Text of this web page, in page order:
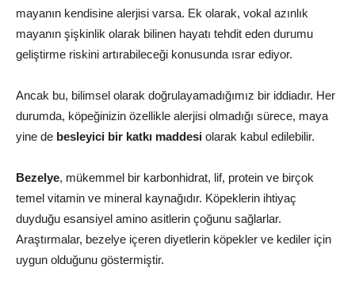
mayanın kendisine alerjisi varsa. Ek olarak, vokal azınlık
mayanın şişkinlik olarak bilinen hayatı tehdit eden durumu
geliştirme riskini artırabileceği konusunda ısrar ediyor.
Ancak bu, bilimsel olarak doğrulayamadığımız bir iddiadır. Her
durumda, köpeğinizin özellikle alerjisi olmadığı sürece, maya
yine de besleyici bir katkı maddesi olarak kabul edilebilir.
Bezelye, mükemmel bir karbonhidrat, lif, protein ve birçok
temel vitamin ve mineral kaynağıdır. Köpeklerin ihtiyaç
duyduğu esansiyel amino asitlerin çoğunu sağlarlar.
Araştırmalar, bezelye içeren diyetlerin köpekler ve kediler için
uygun olduğunu göstermiştir.